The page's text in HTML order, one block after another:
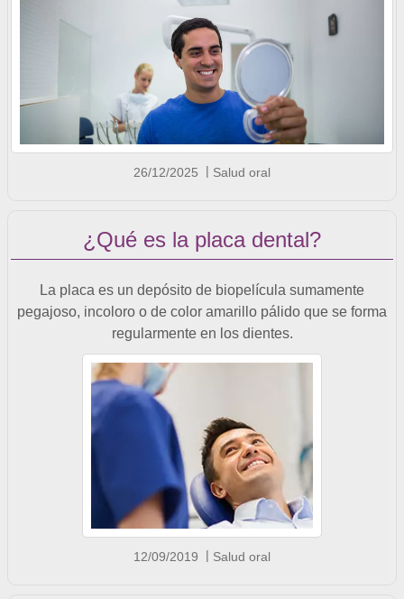
26/12/2025 Salud oral
¿Qué es la placa dental?
La placa es un depósito de biopelícula sumamente
pegajoso, incoloro o de color amarillo pálido que se forma
regularmente en los dientes.
12/09/2019 Salud oral